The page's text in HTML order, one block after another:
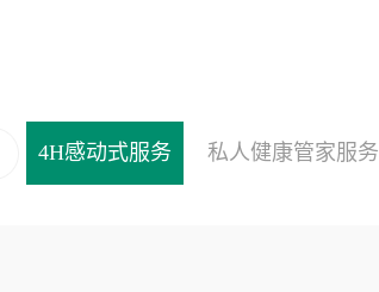
4H感动式服务 私人健康管家服务